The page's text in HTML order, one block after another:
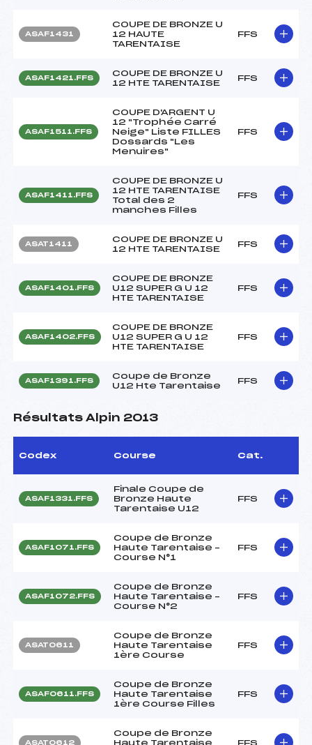
ASAF1431
COUPE DE BRONZE U
12 HAUTE
TARENTAISE
FFS
ASAF1421.FFS
COUPE DE BRONZE U
12 HTE TARENTAISE
FFS
ASAF1511.FFS
COUPE D'ARGENT U
12 "Trophée Carré
Neige" Liste FILLES
Dossards "Les
Menuires"
FFS
ASAF1411.FFS
COUPE DE BRONZE U
12 HTE TARENTAISE
Total des 2
manches Filles
FFS
ASAT1411
COUPE DE BRONZE U
12 HTE TARENTAISE
FFS
ASAF1401.FFS
COUPE DE BRONZE
U12 SUPER G U 12
HTE TARENTAISE
FFS
ASAF1402.FFS
COUPE DE BRONZE
U12 SUPER G U 12
HTE TARENTAISE
FFS
ASAF1391.FFS
Coupe de Bronze
U12 Hte Tarentaise
FFS
Résultats Alpin 2013
Codex Course Cat.
ASAF1331.FFS
Finale Coupe de
Bronze Haute
Tarentaise U12
FFS
ASAF1071.FFS
Coupe de Bronze
Haute Tarentaise –
Course N°1
FFS
ASAF1072.FFS
Coupe de Bronze
Haute Tarentaise –
Course N°2
FFS
ASAT0611
Coupe de Bronze
Haute Tarentaise
1ère Course
FFS
ASAF0611.FFS
Coupe de Bronze
Haute Tarentaise
1ère Course Filles
FFS
ASAT0612
Coupe de Bronze
Haute Tarentaise
FFS